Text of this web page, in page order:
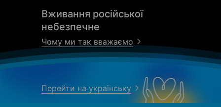
Вживання російської
небезпечне
Чому ми так вважаємо
Перейти на українську